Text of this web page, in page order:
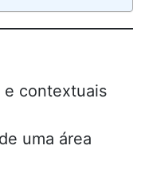
e contextuais
uma área